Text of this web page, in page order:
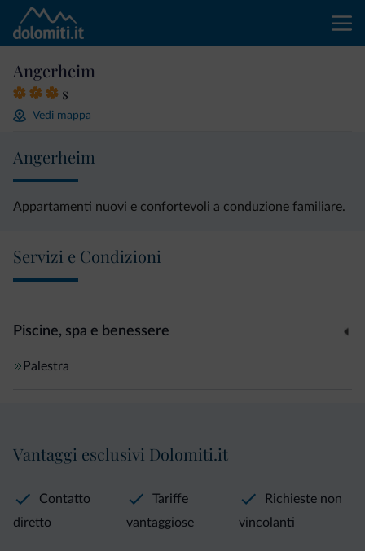
Angerheim
s
Vedi mappa
Angerheim
Appartamenti nuovi e confortevoli a conduzione familiare.
Servizi e Condizioni
Piscine, spa e benessere
Palestra
Vantaggi esclusivi Dolomiti.it
Contatto
diretto
Tariffe
vantaggiose
Richieste non
vincolanti